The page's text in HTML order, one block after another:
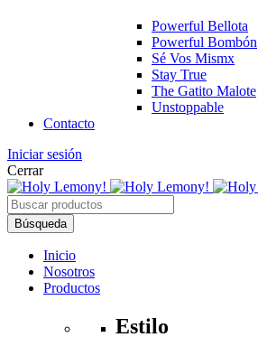
Powerful Bellota
Powerful Bombón
Sé Vos Mismx
Stay True
The Gatito Malote
Unstoppable
Contacto
Iniciar sesión
Cerrar
Inicio
Nosotros
Productos
Estilo